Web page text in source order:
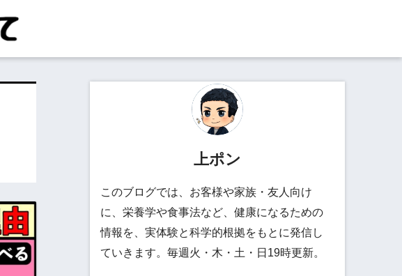
上ポン
このブログでは、お客様や家族・友人向け
に、栄養学や食事法など、健康になるための
情報を、実体験と科学的根拠をもとに発信し
ていきます。毎週火・木・土・日19時更新。